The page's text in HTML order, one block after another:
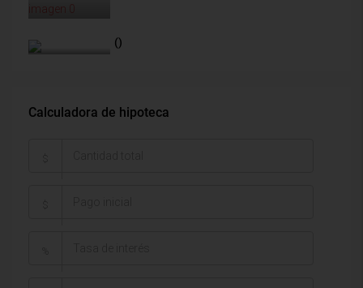
()
Calculadora de hipoteca